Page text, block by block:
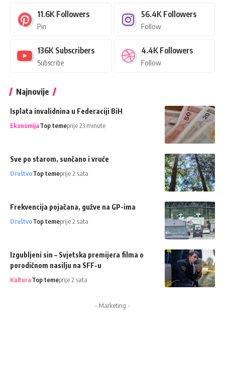
11.6K Followers
Pin
56.4K Followers
Follow
136K Subscribers
Subscribe
4.4K Followers
Follow
Najnovije
Isplata invalidnina u Federaciji BiH
EkonomijaTop temeprije 23 minute
Sve po starom, sunčano i vruće
DruštvoTop temeprije 2 sata
Frekvencija pojačana, gužve na GP-ima
DruštvoTop temeprije 2 sata
Izgubljeni sin – Svjetska premijera filma o
porodičnom nasilju na SFF-u
KulturaTop temeprije 2 sata
- Marketing -